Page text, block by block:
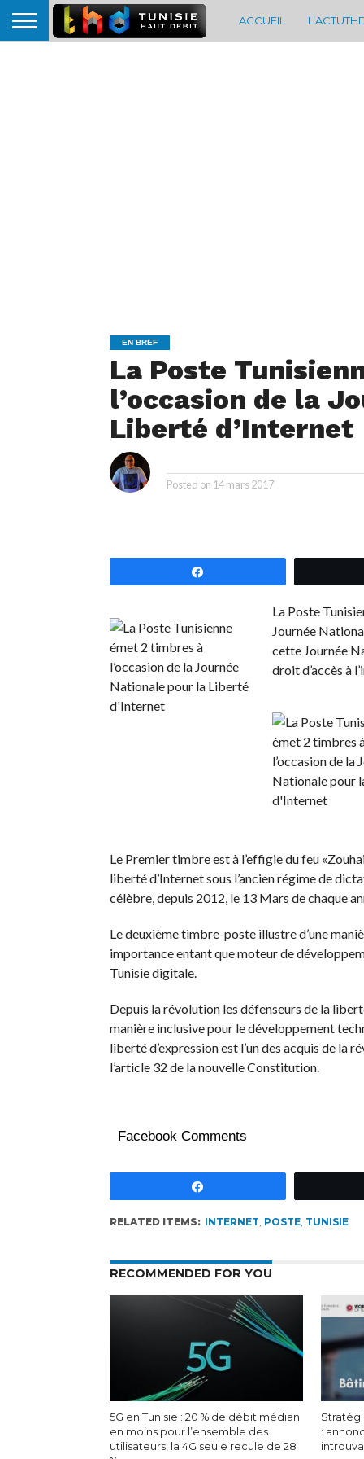
ACCUEIL
EN BREF
La Poste
l’occasion de la
Liberté d’Internet
Posted on 14 mars 2017
La Poste
Journée
cette Journée
droit d’accès à
Le Premier timbre est à l’effigie du feu
liberté d’Internet sous l’ancien régime de
célèbre, depuis 2012, le 13 Mars de chaque
Le deuxième timbre-poste illustre d’une
importance entant que moteur de
Tunisie digitale.
Depuis la révolution les défenseurs de la
manière inclusive pour le développement
liberté d’expression est l’un des acquis de la
l’article 32 de la nouvelle Constitution.
Facebook Comments
RELATED ITEMS: INTERNET, POSTE, TUNISIE
RECOMMENDED FOR YOU
5G en Tunisie : 20 % de débit médian
en moins pour l’ensemble des
utilisateurs, la 4G seule recule de 28
: